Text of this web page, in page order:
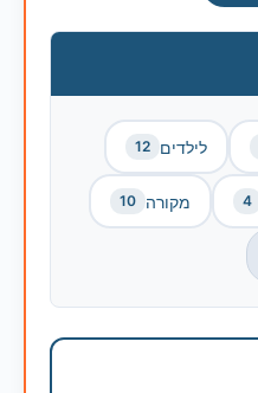
לילדים 12
4 מקורה 10